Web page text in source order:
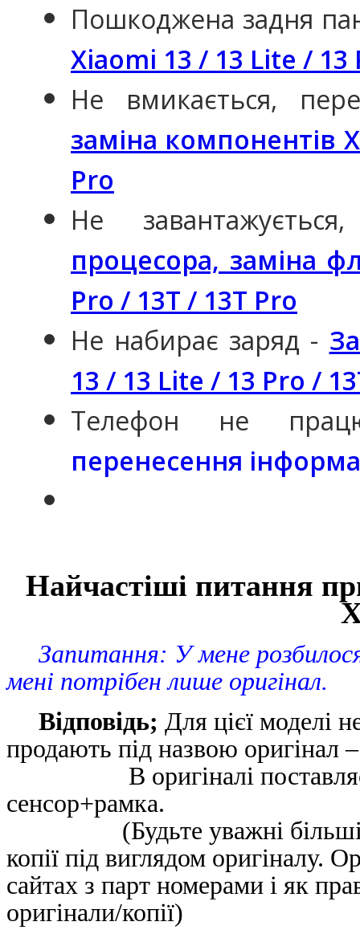
Пошкоджена задня
Xiaomi 13 / 13 Lite / 13
Не вмикається,
заміна компонентів
Pro
Не
процесора, заміна
Pro / 13T / 13T Pro
Не набирає заряд -
13 / 13 Lite / 13 Pro /
Телефон не
перенесення
Найчастіші питання
Запитання: У мене розбилося
мені потрібен лише оригінал.
Відповідь; Для цієї моделі
продають під назвою оригінал –
В оригіналі
сенсор+рамка.
(Будьте уважні більшість
копії під виглядом оригіналу.
сайтах з парт номерами і як
оригінали/копії)